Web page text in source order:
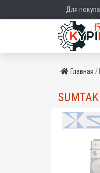
Для
Главная